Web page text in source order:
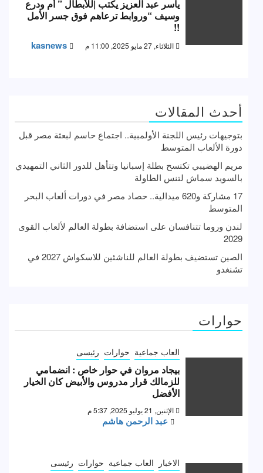
ياسر عبد العزيز يكتب |للأبطال ” أم ودرع
وسيف “وروابط ترعاهم فوق جسر الأمل
!!
الثلاثاء, 27 مايو 2025, 11:00 م kasnews
أحدث المقالات
بتوجيهات رئيس اللجنة الأولمبية.. اجتماع حاسم لبعثة مصر قبل
دورة الألعاب المتوسط
مريم الهضيبي تكتسح بطلة إسبانيا وتتأهل للدور الثاني التمهيدي
بالسويد سماش لتنس الطاولة
17 مشاركة و620 ميدالية.. حصاد مصر في دورات ألعاب البحر
المتوسط
لندن وروما تتنافسان على استضافة بطولة العالم لألعاب القوى
2029
الصين تستضيف بطولة العالم للناشئين للاسكواش 2027 في
تشنغدو
حوارات
العاب جماعية حوارات رئيسى
بيجاد مروان في حوار خاص : انضمامي
للزمالك قرار مدروس والأبيض كان الخيار
الأفضل
الإثنين, 21 يوليو 2025, 5:37 م
عبد الرحمن هاشم
الاخبار العاب جماعية حوارات رئيسى